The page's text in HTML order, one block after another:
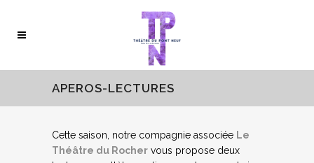
APEROS-LECTURES
Cette saison, notre compagnie associée Le
Théâtre du Rocher vous propose deux